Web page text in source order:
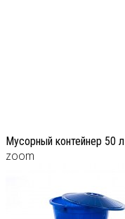
Мусорный контейнер 50 л
zoom